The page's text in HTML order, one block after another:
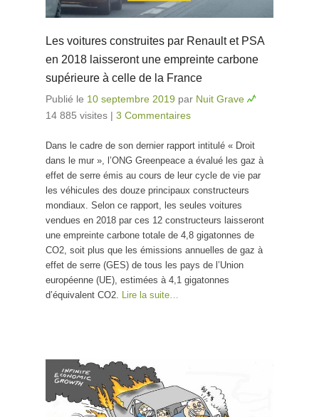
Les voitures construites par Renault et PSA
en 2018 laisseront une empreinte carbone
supérieure à celle de la France
Publié le 10 septembre 2019 par Nuit Grave
14 885 visites | 3 Commentaires
Dans le cadre de son dernier rapport intitulé « Droit
dans le mur », l’ONG Greenpeace a évalué les gaz à
effet de serre émis au cours de leur cycle de vie par
les véhicules des douze principaux constructeurs
mondiaux. Selon ce rapport, les seules voitures
vendues en 2018 par ces 12 constructeurs laisseront
une empreinte carbone totale de 4,8 gigatonnes de
CO2, soit plus que les émissions annuelles de gaz à
effet de serre (GES) de tous les pays de l’Union
européenne (UE), estimées à 4,1 gigatonnes
d’équivalent CO2. Lire la suite…